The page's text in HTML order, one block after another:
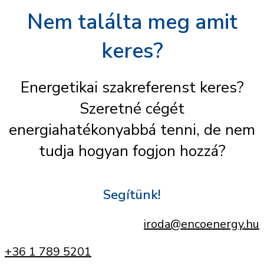
Nem találta meg amit
keres?
Energetikai szakreferenst keres?
Szeretné cégét
energiahatékonyabbá tenni, de nem
tudja hogyan fogjon hozzá?
Segítünk!
iroda@encoenergy.hu
+36 1 789 5201